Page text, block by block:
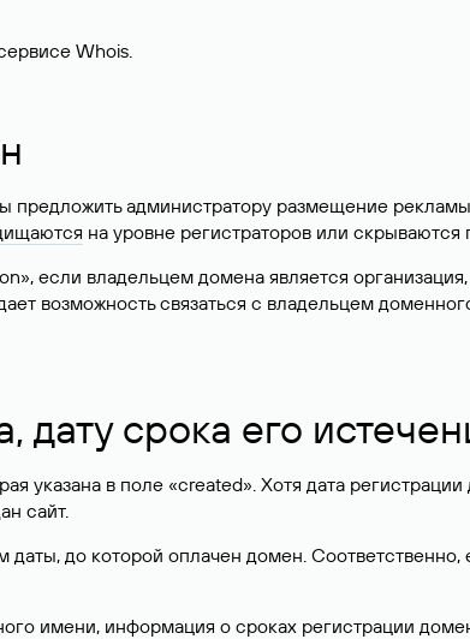
Whois.
предложить администратору размещение
на уровне регистраторов или
если владельцем домена является
возможность связаться с владельцем
дату срока его
указана в поле «created». Хотя дата
сайт.
до которой оплачен домен. Соответственно,
имени, информация о сроках регистрации